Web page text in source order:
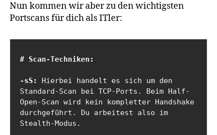
Nun kommen wir aber zu den wichtigsten
Portscans für dich als ITler:
# Scan-Techniken:
-sS:
Hierbei handelt es sich um den
Standard-Scan bei TCP-Ports. Beim Half-
Open-Scan wird kein kompletter Handshake
durchgeführt. Du arbeitest also im
Stealth-Modus.